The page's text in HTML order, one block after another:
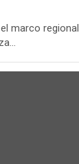
marco regional